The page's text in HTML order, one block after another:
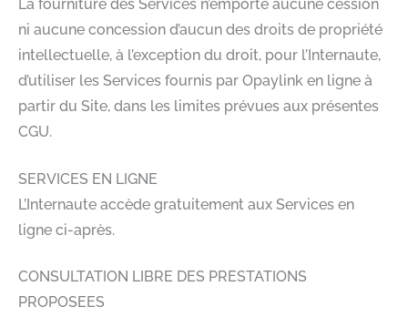
La fourniture des Services n’emporte aucune cession
ni aucune concession d’aucun des droits de propriété
intellectuelle, à l’exception du droit, pour l’Internaute,
d’utiliser les Services fournis par Opaylink en ligne à
partir du Site, dans les limites prévues aux présentes
CGU.
SERVICES EN LIGNE
L’Internaute accède gratuitement aux Services en
ligne ci-après.
CONSULTATION LIBRE DES PRESTATIONS
PROPOSEES